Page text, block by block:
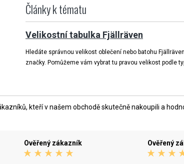
Články k tématu
Velikostní tabulka Fjällräven
Hledáte správnou velikost oblečení nebo batohu
značky. Pomůžeme vám vybrat tu pravou velikost podle
kteří v našem obchodě skutečně nakoupili a
Ověřený zákazník Ověřený